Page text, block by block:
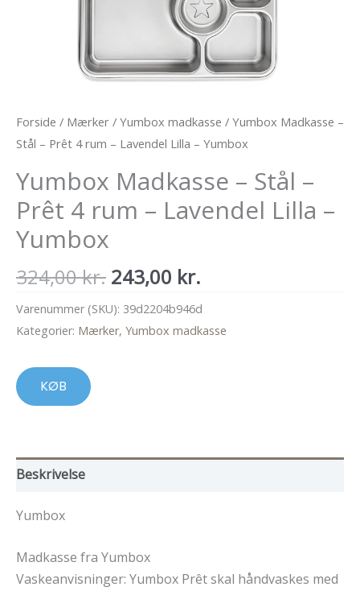
Forside / Mærker / Yumbox madkasse / Yumbox Madkasse –
Stål – Prêt 4 rum – Lavendel Lilla – Yumbox
Yumbox Madkasse – Stål –
Prêt 4 rum – Lavendel Lilla –
Yumbox
324,00kr. Den
oprindelige
pris
var:
243,00 kr.
aktuelle
pris
er:
Varenummer (SKU): 39d2204b946d
Kategorier: Mærker, Yumbox madkasse
KØB
Beskrivelse
Yumbox
Madkasse fra Yumbox
Vaskeanvisninger: Yumbox Prêt skal håndvaskes med